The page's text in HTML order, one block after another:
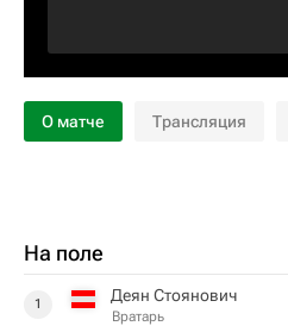
О матче Трансляция
На поле
1 Деян Стоянович
Вратарь